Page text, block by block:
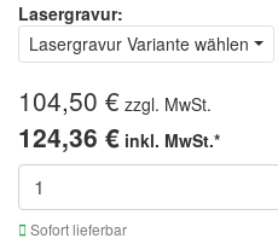
Lasergravur:
Lasergravur Variante wählen
104,50 € zzgl. MwSt.
124,36 € inkl. MwSt.*
Sofort lieferbar